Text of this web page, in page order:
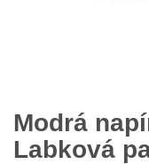
Modrá
Labková